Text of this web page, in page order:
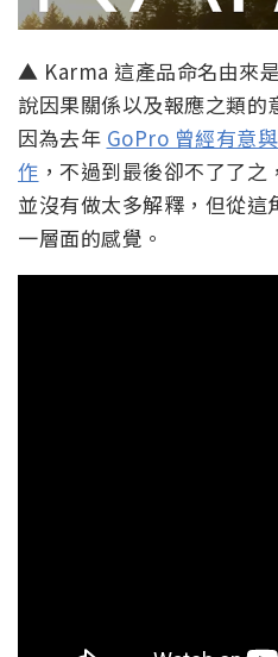
▲ Karma 這產品命名由來
說因果關係以及報應之類的
因為去年 GoPro 曾經有意
作 ，不過到最後卻不了了
並沒有做太多解釋，但從這
一層面的感覺。